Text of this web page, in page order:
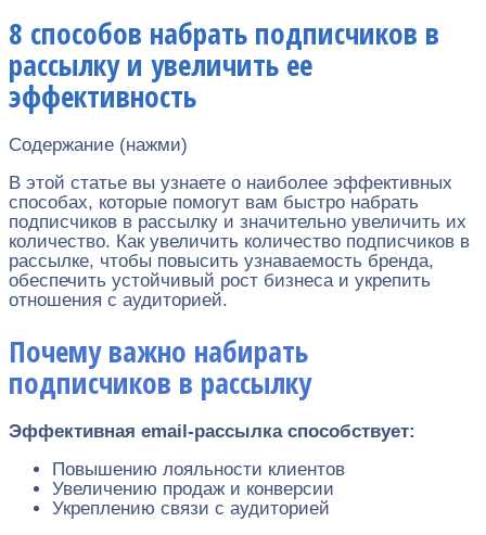
8 способов набрать подписчиков в
рассылку и увеличить ее
эффективность
Содержание (нажми)
В этой статье вы узнаете о наиболее эффективных
способах, которые помогут вам быстро набрать
подписчиков в рассылку и значительно увеличить их
количество. Как увеличить количество подписчиков в
рассылке, чтобы повысить узнаваемость бренда,
обеспечить устойчивый рост бизнеса и укрепить
отношения с аудиторией.
Почему важно набирать
подписчиков в рассылку
Эффективная email-рассылка способствует:
Повышению лояльности клиентов
Увеличению продаж и конверсии
Укреплению связи с аудиторией